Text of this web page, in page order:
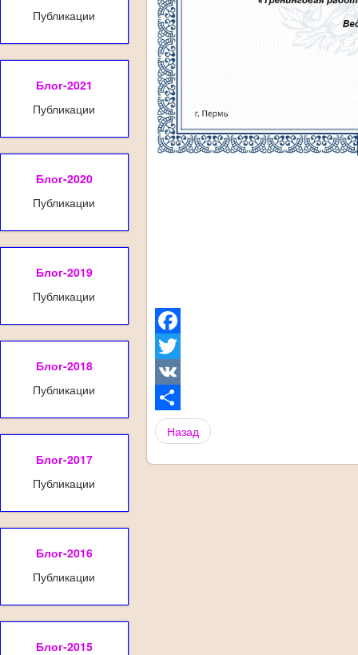
Публикации
Блог-2021
Публикации
Блог-2020
Публикации
Блог-2019
Публикации
Блог-2018
Публикации
Блог-2017
Публикации
Блог-2016
Публикации
Блог-2015
Facebook
Twitter
VK
Share
Назад